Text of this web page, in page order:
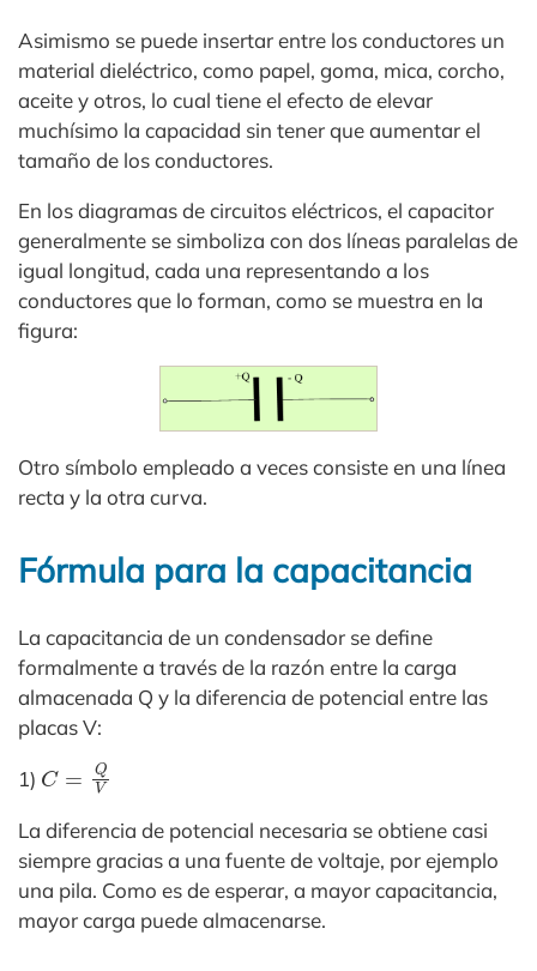
Asimismo se puede insertar entre los conductores un
material dieléctrico, como papel, goma, mica, corcho,
aceite y otros, lo cual tiene el efecto de elevar
muchísimo la capacidad sin tener que aumentar el
tamaño de los conductores.
En los diagramas de circuitos eléctricos, el capacitor
generalmente se simboliza con dos líneas paralelas de
igual longitud, cada una representando a los
conductores que lo forman, como se muestra en la
figura:
Otro símbolo empleado a veces consiste en una línea
recta y la otra curva.
Fórmula para la capacitancia
La capacitancia de un condensador se define
formalmente a través de la razón entre la carga
almacenada Q y la diferencia de potencial entre las
placas V:
1) C= V
La diferencia de potencial necesaria se obtiene casi
siempre gracias a una fuente de voltaje, por ejemplo
una pila. Como es de esperar, a mayor capacitancia,
mayor carga puede almacenarse.